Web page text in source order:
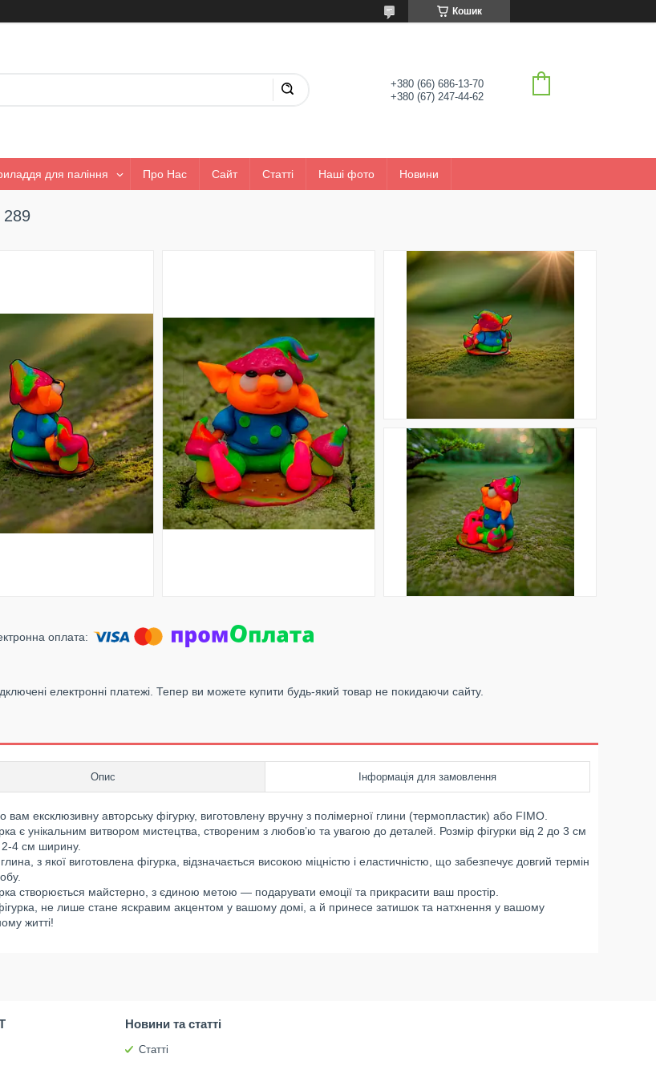
Кошик
+380 (66) 686-13-70
+380 (67) 247-44-62
для паління Про Нас Сайт Статті Наші фото Новини
електронні платежі. Тепер ви можете купити будь-який товар не покидаючи сайту.
Опис Інформація для замовлення
вам ексклюзивну авторську фігурку, виготовлену вручну з полімерної глини (термопластик) або FIMO.
є унікальним витвором мистецтва, створеним з любов’ю та увагою до деталей. Розмір фігурки від 2 до 3 см
2-4 см ширину.
з якої виготовлена фігурка, відзначається високою міцністю і еластичністю, що забезпечує довгий термін
створюється майстерно, з єдиною метою — подарувати емоції та прикрасити ваш простір.
не лише стане яскравим акцентом у вашому домі, а й принесе затишок та натхнення у вашому
житті!
Новини та статті
Статті